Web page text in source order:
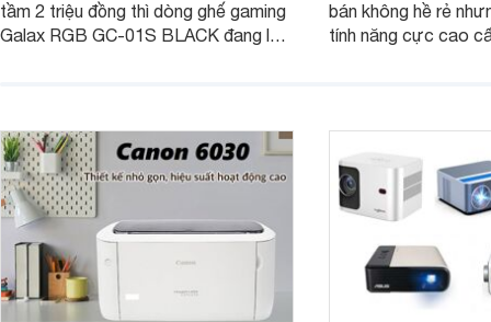
tầm 2 triệu đồng thì dòng ghế gaming
Galax RGB GC-01S BLACK đang là
bán không hề rẻ
tính năng cực cao